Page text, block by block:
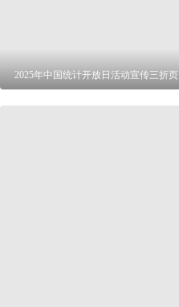
2025年中国统计开放日活动宣传三折页